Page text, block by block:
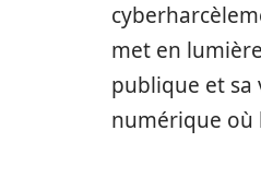
met en
publique et sa
numérique où